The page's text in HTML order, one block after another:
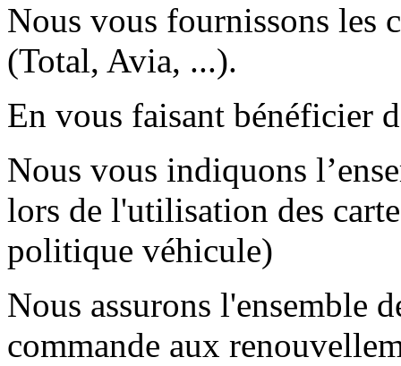
Nous vous fournissons les
(Total, Avia, ...).
En vous faisant bénéficier
Nous vous indiquons
lors de l'utilisation des
politique véhicule)
Nous assurons l'ensemble
commande aux